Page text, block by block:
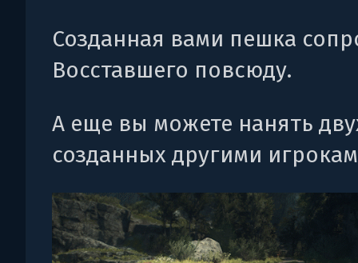
Созданная вами пешка
Восставшего повсюду.
А еще вы можете нанять
созданных другими